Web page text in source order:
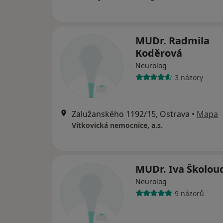
MUDr. Radmila
Koděrová
Neurolog
3 názory
Zalužanského 1192/15, Ostrava • Mapa
Vítkovická nemocnice, a.s.
MUDr. Iva
Neurolog
9 názorů